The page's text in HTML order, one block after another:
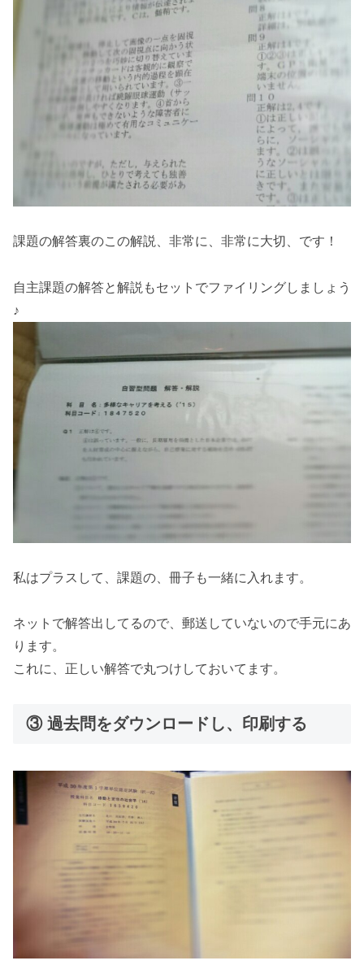
課題の解答裏のこの解説、非常に、非常に大切、です！
自主課題の解答と解説もセットでファイリングしましょう
♪
私はプラスして、課題の、冊子も一緒に入れます。
ネットで解答出してるので、郵送していないので手元にあ
ります。
これに、正しい解答で丸つけしておいてます。
③ 過去問をダウンロードし、印刷する